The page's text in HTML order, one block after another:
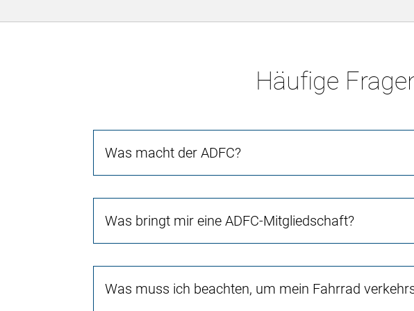
Häufige
Was macht der ADFC?
Was bringt mir eine ADFC-Mitgliedschaft?
Was muss ich beachten, um mein Fahrrad